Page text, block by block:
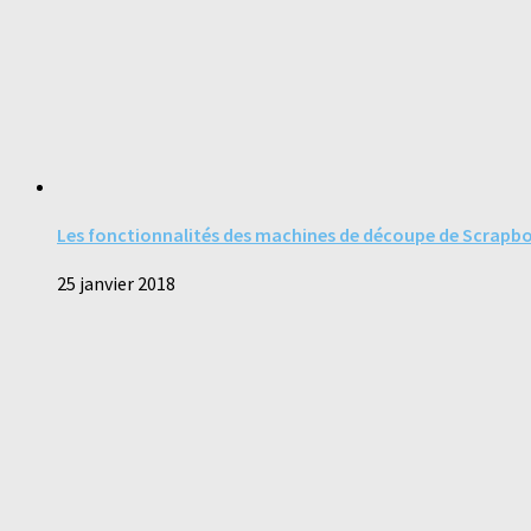
Les fonctionnalités des machines de découpe de
25 janvier 2018